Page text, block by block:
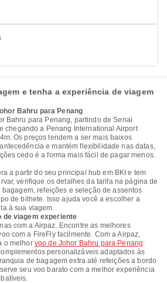
e tenha a experiência de viagem
Bahru para Penang
Bahru para Penang, partindo de Senai
chegando a Penang International Airport
Os preços tendem a ser mais baixos
e mantém flexibilidade nas datas,
cedo é a forma mais fácil de pagar menos.
a partir do seu principal hub em BKI e tem
verifique os detalhes da tarifa na página de
refeições e seleção de assentos
de bilhete. Isso ajuda você a escolher a
à sua viagem.
de viagem experiente
com a Airpaz. Encontre as melhores
com a FireFly facilmente. Com a Airpaz,
o melhor voo de Johor Bahru para Penang.
personalizáveis adaptados às
de bagagem extra até refeições a bordo
seu voo barato com a melhor experiência